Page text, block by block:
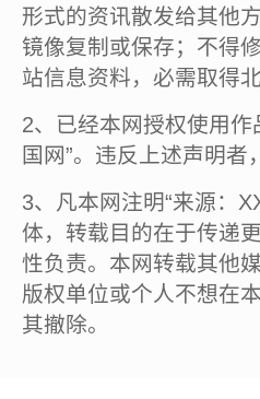
形式的资讯散发给其他
镜像复制或保存；不得
站信息资料，必需取得
2、已经本网授权使用
国网”。违反上述声明
3、凡本网注明“来源：
体，转载目的在于传递
性负责。本网转载其他
版权单位或个人不想在
其撤除。